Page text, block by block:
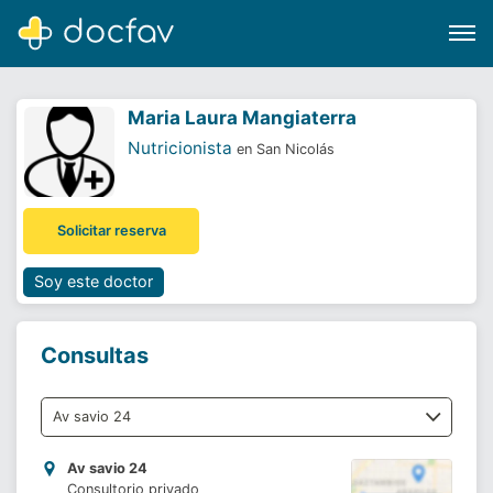
Software para clínicas
¿Eres un doctor?
Maria Laura Mangiaterra
Nutricionista en San Nicolás
Solicitar reserva
Soy este doctor
Consultas
Av savio 24
Consultorio privado